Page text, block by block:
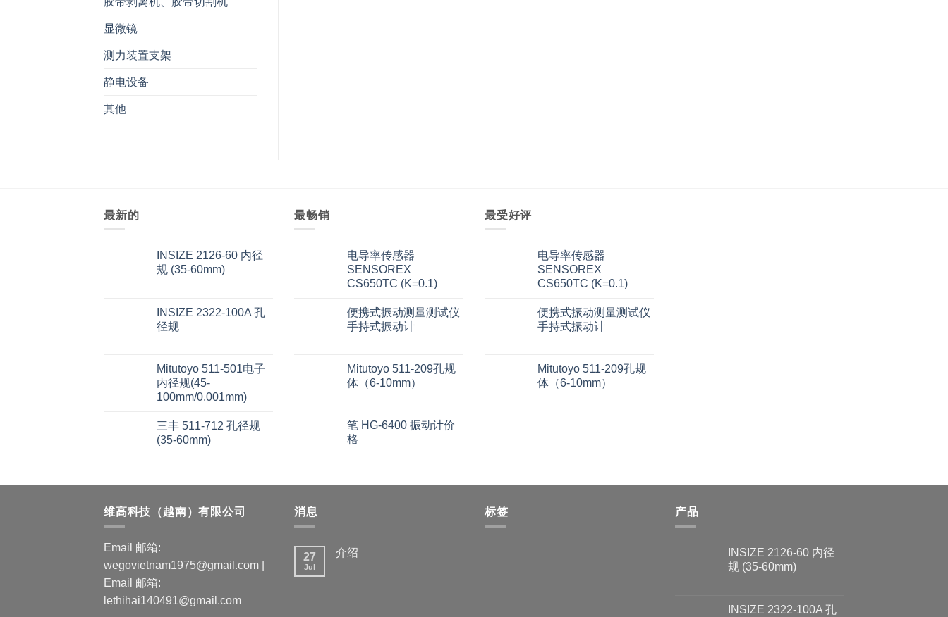
显微镜
测力装置支架
静电设备
其他
最新的
INSIZE 2126-60 内径
规 (35-60mm)
INSIZE 2322-100A 孔
径规
Mitutoyo 511-501电子
内径规(45-
100mm/0.001mm)
三丰 511-712 孔径规
(35-60mm)
最畅销
电导率传感器
SENSOREX
CS650TC (K=0.1)
便携式振动测量测试仪
手持式振动计
Mitutoyo 511-209孔规
体（6-10mm）
笔 HG-6400 振动计价
格
最受好评
电导率传感器
SENSOREX
CS650TC (K=0.1)
便携式振动测量测试仪
手持式振动计
Mitutoyo 511-209孔规
体（6-10mm）
维高科技（越南）有限公司
Email 邮箱:
wegovietnam1975@gmail.com |
Email 邮箱:
lethihai140491@gmail.com
消息
27
Jul
介绍
标签 产品
INSIZE 2126-60 内径
规 (35-60mm)
INSIZE 2322-100A 孔